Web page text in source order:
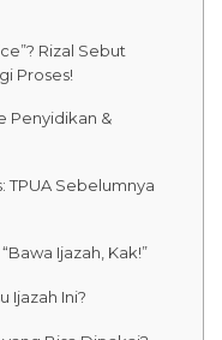
Rizal Sebut
Proses!
Penyidikan &
TPUA Sebelumnya
“Bawa Ijazah, Kak!”
Ijazah Ini?